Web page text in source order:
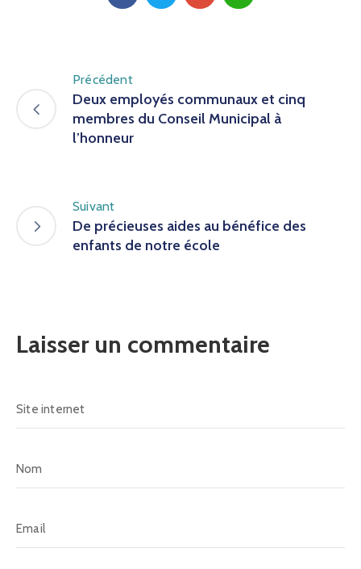
Précédent
Deux employés communaux et cinq
membres du Conseil Municipal à
l’honneur
Suivant
De précieuses aides au bénéfice des
enfants de notre école
Laisser un commentaire